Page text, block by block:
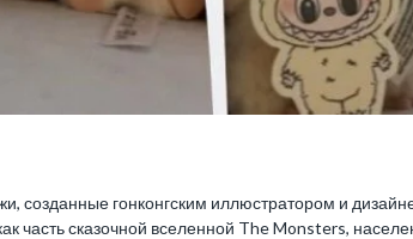
созданные гонконгским иллюстратором и
часть сказочной вселенной The Monsters,